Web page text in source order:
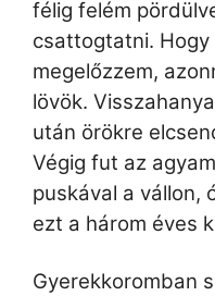
félig felém
csattogtatni.
megelőzzem,
lövök.
után örökre
Végig fut az
puskával a vállon,
ezt a három éves
Gyerekkoromban